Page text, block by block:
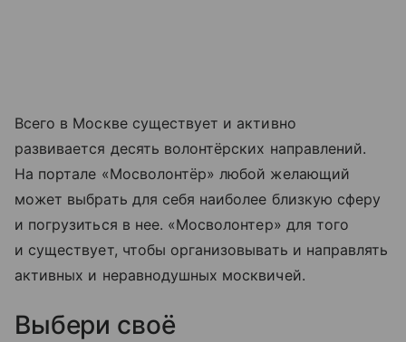
Всего в Москве существует и активно
развивается десять волонтёрских направлений.
На портале «Мосволонтёр» любой желающий
может выбрать для себя наиболее близкую сферу
и погрузиться в нее. «Мосволонтер» для того
и существует, чтобы организовывать и направлять
активных и неравнодушных москвичей.
Выбери своё